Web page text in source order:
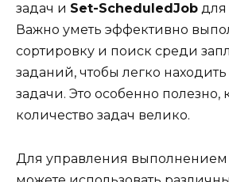
задач и Set-ScheduledJob для
Важно уметь эффективно
сортировку и поиск среди
заданий, чтобы легко
задачи. Это особенно полезно,
количество задач велико.
Для управления выполнением